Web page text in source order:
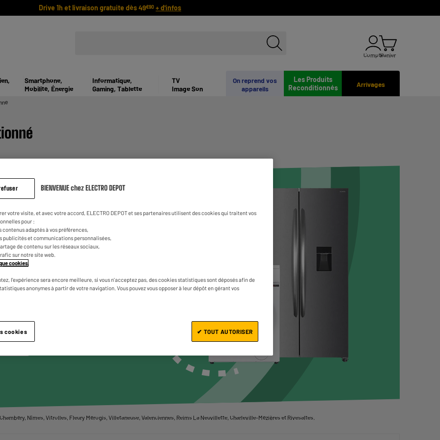
Drive 1h et livraison gratuite dès 49€90 + d'infos
ComptePanier
Arrivages
Les Produits
Reconditionnés
On reprend vos
appareils
Smartphone,
Mobilité, Énergie
Informatique,
Gaming, Tablette
TV
Image Son
les produits
ville
Nîmes, Vitrolles, Fleury Mérogis, Villetaneuse, Valenciennes, Reims La Neuvillette, Charleville-Mézières et Rivesaltes.
BIENVENUE chez ELECTRO DEPOT
votre visite, et avec votre accord, ELECTRO DEPOT et ses partenaires utilisent des cookies qui traitent vos
pour :
contenus adaptés à vos préférences,
publicités et communications personnalisées,
de contenu sur les réseaux sociaux,
sur notre site web.
cookies
l'expérience sera encore meilleure, si vous n'acceptez pas, des cookies statistiques sont déposés afin de
anonymes à partir de votre navigation. Vous pouvez vous opposer à leur dépôt en gérant vos
cookies ✔ TOUT AUTORISER